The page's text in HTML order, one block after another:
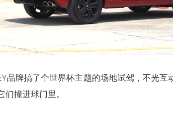
品牌搞了个世界杯主题的场地试驾，不光
撞进球门里。